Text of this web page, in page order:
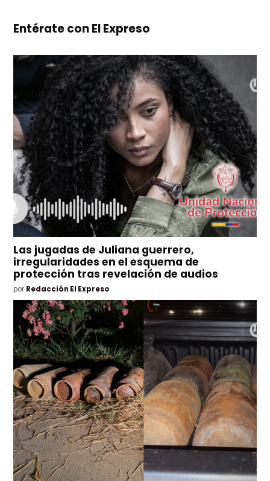
Entérate con El Expreso
Las jugadas de Juliana guerrero,
irregularidades en el esquema de
protección tras revelación de audios
por Redacción El Expreso